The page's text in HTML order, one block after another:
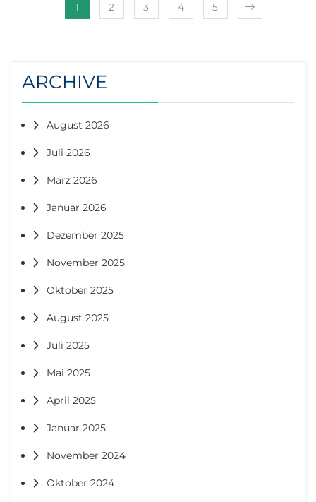
1 2 3 4 5
ARCHIVE
August 2026
Juli 2026
März 2026
Januar 2026
Dezember 2025
November 2025
Oktober 2025
August 2025
Juli 2025
Mai 2025
April 2025
Januar 2025
November 2024
Oktober 2024